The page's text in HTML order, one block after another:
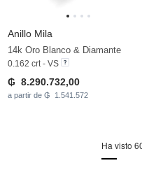
Anillo Mila
14k Oro Blanco & Diamante
0.162 crt - VS
₲ 8.290.732,00
a partir de ₲ 1.541.572
Ha visto